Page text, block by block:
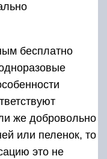
бесплатно
же добровольно
или пеленок, то
это не